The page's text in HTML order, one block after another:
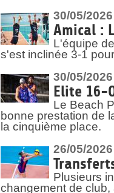
30/05/2026
Amical :
L'équipe
s'est inclinée 3-1
30/05/2026
Elite 16-
Le Beach
bonne prestation de
la cinquième place.
26/05/2026
Plusieurs
changement de